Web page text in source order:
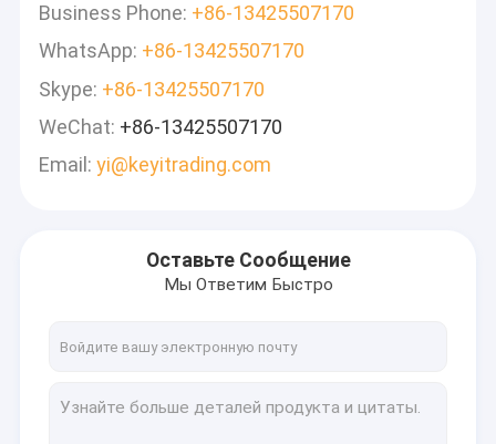
Business Phone: +86-13425507170
WhatsApp: +86-13425507170
Skype: +86-13425507170
WeChat: +86-13425507170
Email: yi@keyitrading.com
Оставьте Сообщение
Мы Ответим Быстро